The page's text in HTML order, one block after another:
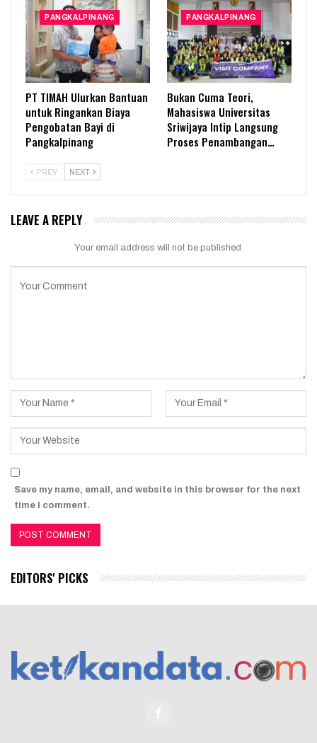
PANGKALPINANG
PT TIMAH Ulurkan Bantuan
untuk Ringankan Biaya
Pengobatan Bayi di
Pangkalpinang
PANGKALPINANG
Bukan Cuma Teori,
Mahasiswa Universitas
Sriwijaya Intip Langsung
Proses Penambangan…
PREV NEXT
LEAVE A REPLY
Your email address will not be published.
Save my name, email, and website in this browser for the next
time I comment.
EDITORS' PICKS